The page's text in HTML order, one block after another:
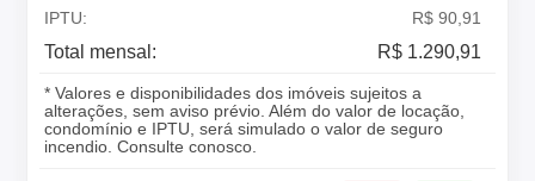
IPTU:
R$ 90,91
Total mensal: R$ 1.290,91
* Valores e disponibilidades dos imóveis sujeitos a
alterações, sem aviso prévio. Além do valor de locação,
condomínio e IPTU, será simulado o valor de seguro
incendio. Consulte conosco.